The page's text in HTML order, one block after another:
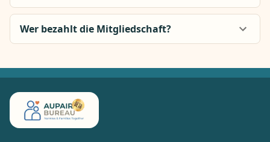
Wer bezahlt die Mitgliedschaft?